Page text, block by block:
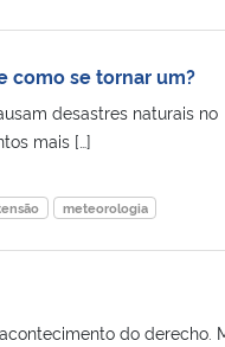
como se tornar um?
desastres naturais no
mais […]
meteorologia
do derecho.